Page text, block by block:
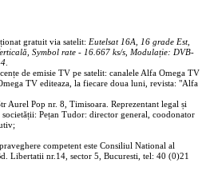
gratuit via satelit: Eutelsat 16A, 16 grade Est,
lă, Symbol rate - 16.667 ks/s, Modulație: DVB-
de emisie TV pe satelit: canalele Alfa Omega TV
TV editeaza, la fiecare doua luni, revista: "Alfa
Aurel Pop nr. 8, Timisoara. Reprezentant legal și
Pețan Tudor: director general, coodonator
competent este Consiliul National al
Libertatii nr.14, sector 5, Bucuresti, tel: 40 (0)21